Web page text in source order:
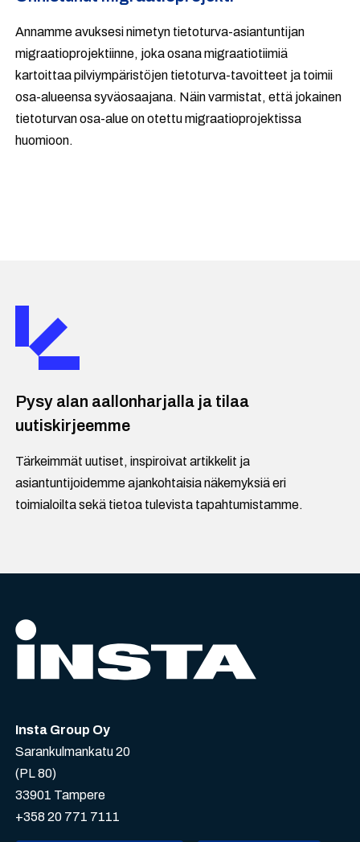
Annamme avuksesi nimetyn tietoturva-asiantuntijan
migraatioprojektiinne, joka osana migraatiotiimiä
kartoittaa pilviympäristöjen tietoturva-tavoitteet ja toimii
osa-alueensa syväosaajana. Näin varmistat, että jokainen
tietoturvan osa-alue on otettu migraatioprojektissa
huomioon.
Pysy alan aallonharjalla ja tilaa
uutiskirjeemme
Tärkeimmät uutiset, inspiroivat artikkelit ja
asiantuntijoidemme ajankohtaisia näkemyksiä eri
toimialoilta sekä tietoa tulevista tapahtumistamme.
Insta Group Oy
Sarankulmankatu 20
(PL 80)
33901 Tampere
+358 20 771 7111